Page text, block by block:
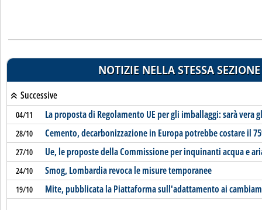
NOTIZIE NELLA STESSA SEZIONE
Successive
04/11 La proposta di Regolamento UE per gli imballaggi: sarà vera
28/10 Cemento, decarbonizzazione in Europa potrebbe costare il
27/10 Ue, le proposte della Commissione per inquinanti acqua e
24/10 Smog, Lombardia revoca le misure temporanee
19/10 Mite, pubblicata la Piattaforma sull'adattamento ai